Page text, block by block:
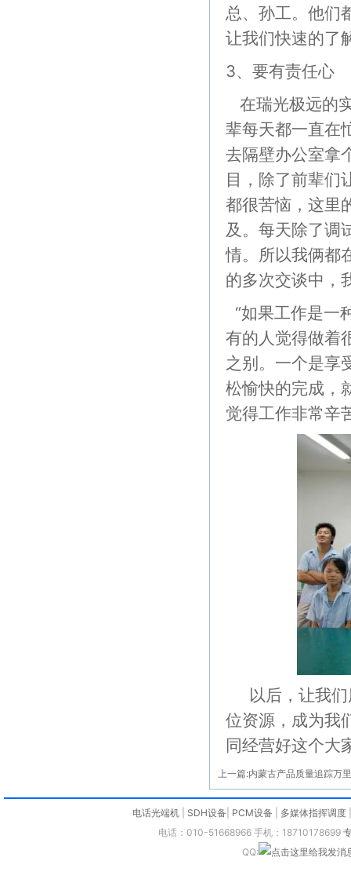
总、孙工。他们
让我们快速的了
3、要有责任心
在瑞光极远的
辈每天都一直在
去隔壁办公室拿
目，除了前辈们
都很苦恼，这里
及。每天除了调
情。所以我俩都
的多次交谈中，
“如果工作是一
有的人觉得做着
之别。一个是享
松愉快的完成，
觉得工作非常辛
以后，让我们
位资源，成为我
同经营好这个大
上一篇:内蒙古产品质量追踪万
电话光端机 SDH设备 PCM设备 多媒体指挥调度
电话：010-51668966 手机：18710178699
QQ: